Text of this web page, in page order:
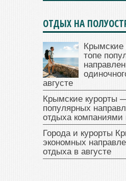
ОТДЫХ НА
топе
августе
Крымские курорты
популярных
отдыха компаниями
Города и курорты
экономных
отдыха в августе